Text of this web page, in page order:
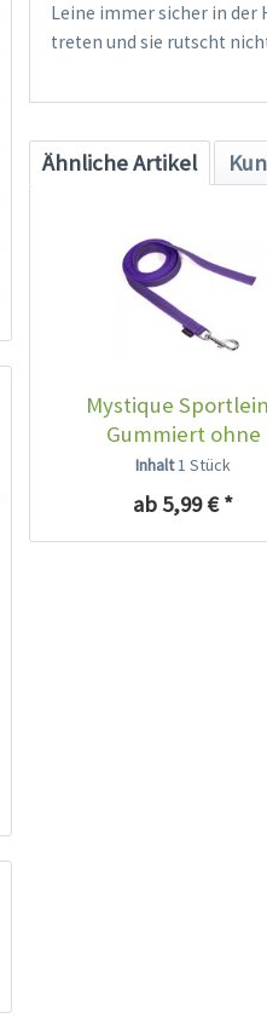
Leine immer sicher in der
treten und sie rutscht
Ähnliche Artikel
Mystique
Gummiert ohne
Handschlaufe...
Inhalt1 Stück
ab 5,99 € *